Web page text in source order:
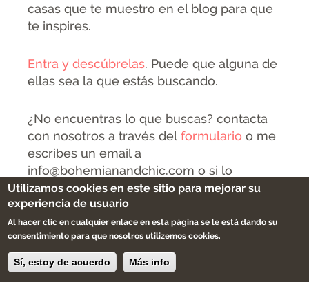
casas que te muestro en el blog para que
te inspires.
Entra y descúbrelas. Puede que alguna de
ellas sea la que estás buscando.
¿No encuentras lo que buscas? contacta
con nosotros a través del formulario o me
escribes un email a
info@bohemianandchic.com o si lo
prefieres puedes llamarme al
626122872.Estaré encantada de poderte
ayudar buscando para ti el mueble que
necesitas o haciendo realidad la idea que
tienes,creando uno nuevo de forma
artesanal en nuestro taller.
Utilizamos cookies en este sitio para mejorar su
experiencia de usuario
Al hacer clic en cualquier enlace en esta página se le está dando su
consentimiento para que nosotros utilizemos cookies.
Sí, estoy de acuerdo Más info